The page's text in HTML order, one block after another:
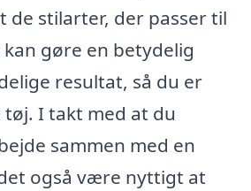
de stilarter, der passer til
gøre en betydelig
resultat, så du er
I takt med at du
sammen med en
også være nyttigt at